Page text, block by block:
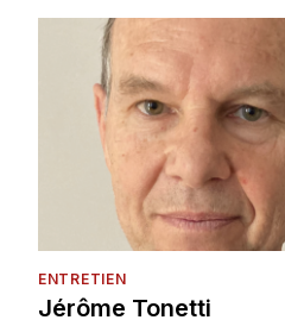
ENTRETIEN
Jérôme Tonetti